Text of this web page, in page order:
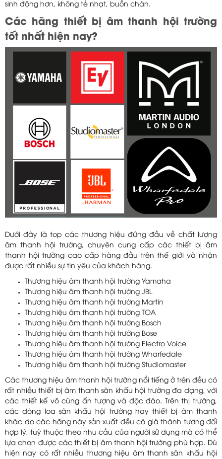
sinh động hơn, không tẻ nhạt, buồn chán.
Các hãng thiết bị âm thanh hội trường
tốt nhất hiện nay?
Dưới đây là top các thương hiệu đứng đầu về chất lượng
âm thanh hội trường, chuyên cung cấp các thiết bị âm
thanh hội trường cao cấp hàng đầu trên thế giới và nhận
được rất nhiều sự tin yêu của khách hàng.
Thương hiệu âm thanh hội trường Yamaha
Thương hiệu âm thanh hội trường JBL
Thương hiệu âm thanh hội trường Martin
Thương hiệu âm thanh hội trường TOA
Thương hiệu âm thanh hội trường Bosch
Thương hiệu âm thanh hội trường Bose
Thương hiệu âm thanh hội trường Electro Voice
Thương hiệu âm thanh hội trường Wharfedale
Thương hiệu âm thanh hội trường Studiomaster
Các thương hiệu âm thanh hội trường nổi tiếng ở trên đều có
rất nhiều thiết bị âm thanh sân khấu hội trường đa dạng, với
các thiết kế vô cùng ấn tượng và độc đáo. Trên thị trường,
các dòng loa sân khấu hội trường hay thiết bị âm thanh
khác do các hãng này sản xuất đều có giá thành tương đối
hợp lý, tuỳ thuộc theo nhu cầu của người sử dụng mà có thể
lựa chọn được các thiết bị âm thanh hội trường phù hợp. Dù
hiện nay có rất nhiều thương hiệu âm thanh sân khấu hội